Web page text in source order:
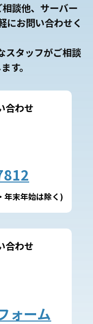
談他、サーバー
にお問い合わせく
スタッフがご相談
す。
合わせ
末年始は除く)
合わせ
ォーム